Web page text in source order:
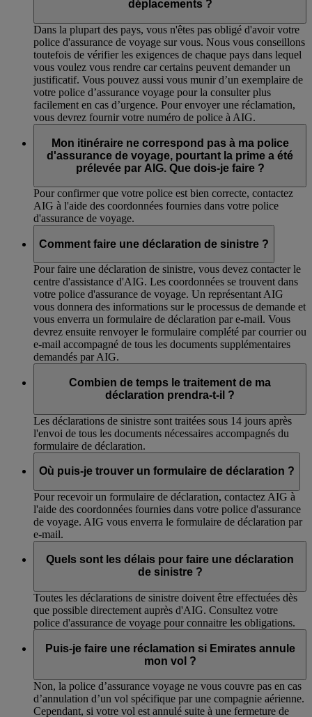
déplacements ?
Dans la plupart des pays, vous n'êtes pas obligé d'avoir votre
police d'assurance de voyage sur vous. Nous vous conseillons
toutefois de vérifier les exigences de chaque pays dans lequel
vous voulez vous rendre car certains peuvent demander un
justificatif. Vous pouvez aussi vous munir d’un exemplaire de
votre police d’assurance voyage pour la consulter plus
facilement en cas d’urgence. Pour envoyer une réclamation,
vous devrez fournir votre numéro de police à AIG.
Mon itinéraire ne correspond pas à ma police
d'assurance de voyage, pourtant la prime a été
prélevée par AIG. Que dois-je faire ?
Pour confirmer que votre police est bien correcte, contactez
AIG à l'aide des coordonnées fournies dans votre police
d'assurance de voyage.
Comment faire une déclaration de sinistre ?
Pour faire une déclaration de sinistre, vous devez contacter le
centre d'assistance d'AIG. Les coordonnées se trouvent dans
votre police d'assurance de voyage. Un représentant AIG
vous donnera des informations sur le processus de demande et
vous enverra un formulaire de déclaration par e-mail. Vous
devrez ensuite renvoyer le formulaire complété par courrier ou
e-mail accompagné de tous les documents supplémentaires
demandés par AIG.
Combien de temps le traitement de ma
déclaration prendra-t-il ?
Les déclarations de sinistre sont traitées sous 14 jours après
l'envoi de tous les documents nécessaires accompagnés du
formulaire de déclaration.
Où puis-je trouver un formulaire de déclaration ?
Pour recevoir un formulaire de déclaration, contactez AIG à
l'aide des coordonnées fournies dans votre police d'assurance
de voyage. AIG vous enverra le formulaire de déclaration par
e-mail.
Quels sont les délais pour faire une déclaration
de sinistre ?
Toutes les déclarations de sinistre doivent être effectuées dès
que possible directement auprès d'AIG. Consultez votre
police d'assurance de voyage pour connaitre les obligations.
Puis-je faire une réclamation si Emirates annule
mon vol ?
Non, la police d’assurance voyage ne vous couvre pas en cas
d’annulation d’un vol spécifique par une compagnie aérienne.
Cependant, si votre vol est annulé suite à une fermeture de